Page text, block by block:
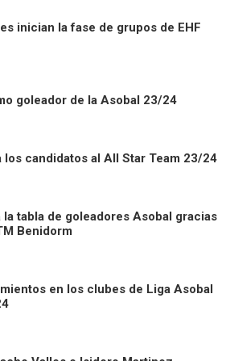
inician la fase de grupos de EHF
goleador de la Asobal 23/24
los candidatos al All Star Team 23/24
tabla de goleadores Asobal gracias
Benidorm
en los clubes de Liga Asobal